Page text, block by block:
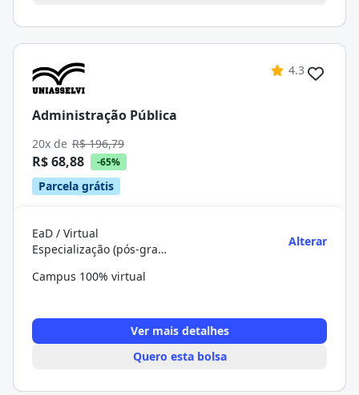
4.3
Administração Pública
20x de R$ 196,79
R$ 68,88 -65%
Parcela grátis
EaD / Virtual
Especialização (pós-graduação)
Alterar
Campus 100% virtual
Ver mais detalhes
Quero esta bolsa